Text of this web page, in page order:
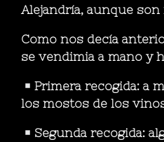
Alejandría, aunque
Como nos decía
se vendimia a mano y
Primera recogida: a
los mostos de los
Segunda recogida: